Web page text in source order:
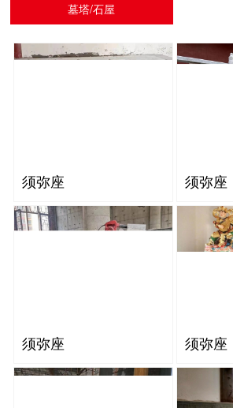
墓塔/石屋
须弥座 须弥座
须弥座 须弥座